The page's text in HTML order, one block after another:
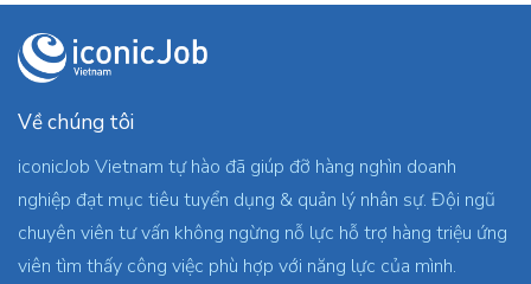
Về chúng tôi
iconicJob Vietnam tự hào đã giúp đỡ hàng nghìn doanh
nghiệp đạt mục tiêu tuyển dụng & quản lý nhân sự. Đội ngũ
chuyên viên tư vấn không ngừng nỗ lực hỗ trợ hàng triệu ứng
viên tìm thấy công việc phù hợp với năng lực của mình.